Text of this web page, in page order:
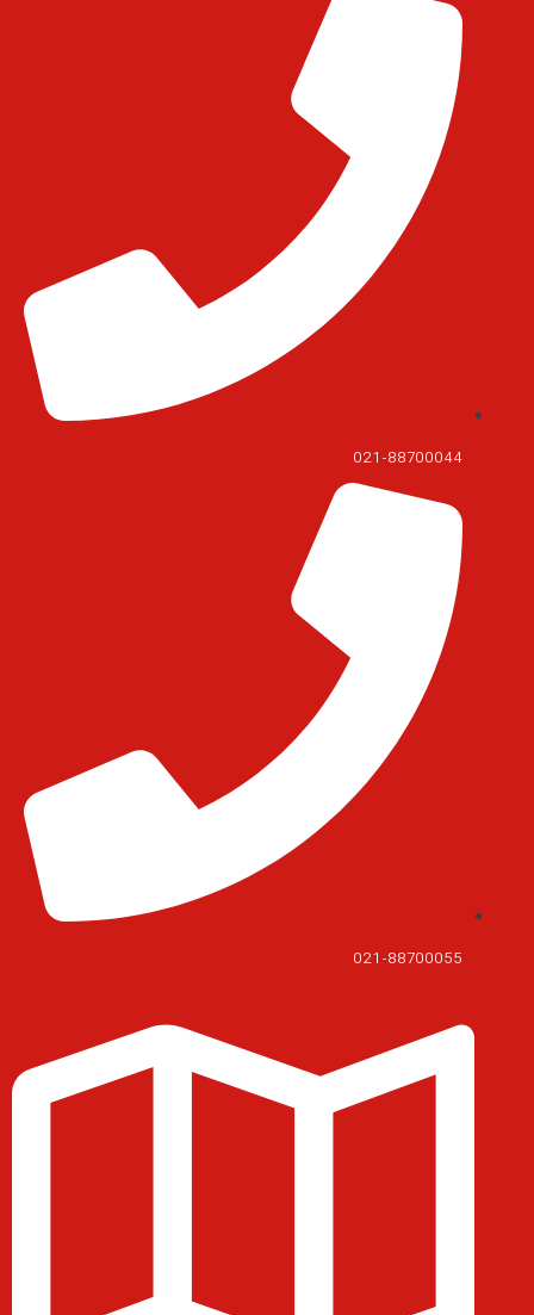
021-88700044
021-88700055